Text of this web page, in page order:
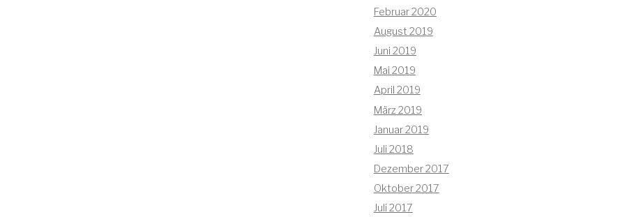
Februar 2020
August 2019
Juni 2019
Mai 2019
April 2019
März 2019
Januar 2019
Juli 2018
Dezember 2017
Oktober 2017
Juli 2017